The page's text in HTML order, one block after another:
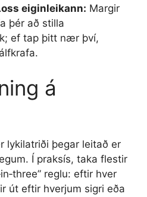
eiginleikann: Margir
þér að stilla
ef tap þitt nær því,
á
lykilatriði þegar leitað er
Í praksís, taka flestir
reglu: eftir hver
út eftir hverjum sigri eða